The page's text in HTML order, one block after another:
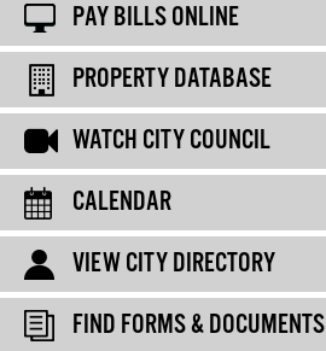
PAY BILLS ONLINE
PROPERTY DATABASE
WATCH CITY COUNCIL
CALENDAR
VIEW CITY DIRECTORY
FIND FORMS & DOCUMENTS